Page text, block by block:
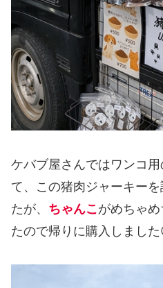
ケバブ屋さんではワンコ
て、この猪肉ジャーキー
たが、 ちゃんこ がめちゃ
たので帰りに購入しました